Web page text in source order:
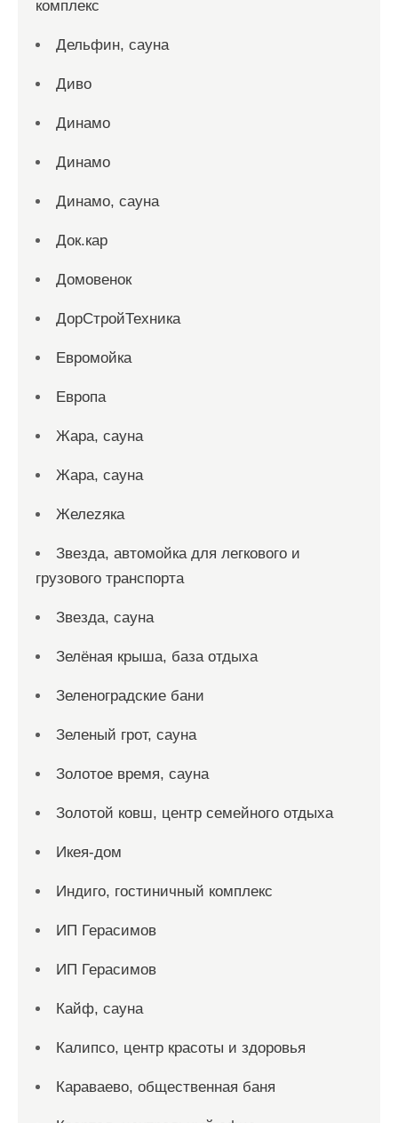
комплекс
Дельфин, сауна
Диво
Динамо
Динамо
Динамо, сауна
Док.кар
Домовенок
ДорСтройТехника
Евромойка
Европа
Жара, сауна
Жара, сауна
Желеzяка
Звезда, автомойка для легкового и
грузового транспорта
Звезда, сауна
Зелёная крыша, база отдыха
Зеленоградские бани
Зеленый грот, сауна
Золотое время, сауна
Золотой ковш, центр семейного отдыха
Икея-дом
Индиго, гостиничный комплекс
ИП Герасимов
ИП Герасимов
Кайф, сауна
Калипсо, центр красоты и здоровья
Караваево, общественная баня